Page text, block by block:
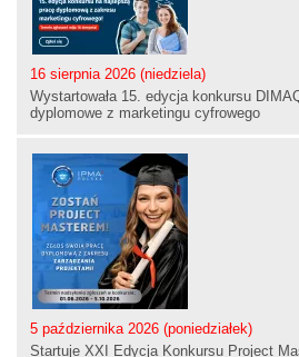
16 sierpnia 2026 (niedziela)
Wystartowała 15. edycja konkursu
dyplomowe z marketingu cyfrowego
5 października 2026 (poniedziałek)
Startuje XXI Edycja Konkursu Project